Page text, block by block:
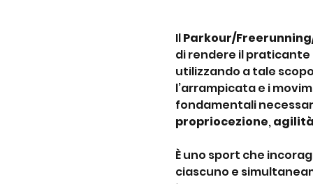
Il Parkour/
di rendere il
utilizzando a tale
l’arrampicata e i
fondamentali
propriocezione,
È uno sport che
ciascuno e